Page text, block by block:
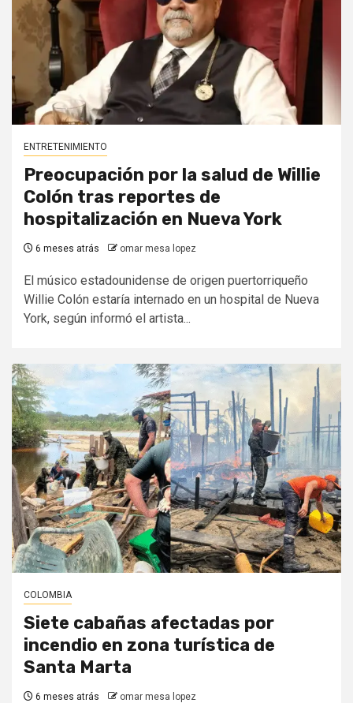
ENTRETENIMIENTO
Preocupación por la salud de Willie
Colón tras reportes de
hospitalización en Nueva York
6 meses atrás omar mesa lopez
El músico estadounidense de origen puertorriqueño
Willie Colón estaría internado en un hospital de Nueva
York, según informó el artista...
COLOMBIA
Siete cabañas afectadas por
incendio en zona turística de
Santa Marta
6 meses atrás omar mesa lopez